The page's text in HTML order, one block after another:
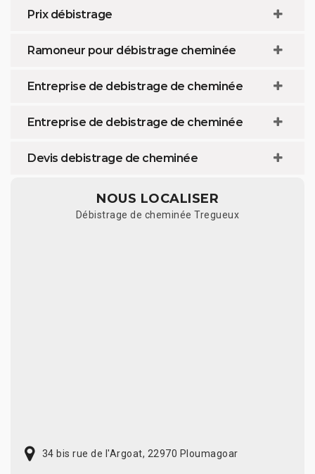
Prix débistrage
Ramoneur pour débistrage cheminée
Entreprise de debistrage de cheminée
Entreprise de debistrage de cheminée
Devis debistrage de cheminée
NOUS LOCALISER
Débistrage de cheminée Tregueux
34 bis rue de l'Argoat, 22970 Ploumagoar